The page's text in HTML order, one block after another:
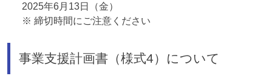
2025年6月13日（金）
※ 締切時間にご注意ください
事業支援計画書（様式4）について